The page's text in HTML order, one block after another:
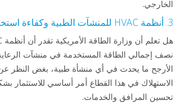
الخارجي.
3. أنظمة HVAC للمنشآت الطبية وكفاءة استخدام الطاقة
نصف إجمالي الطاقة المستخدمة في منشآت
الأرجح ما يحدث في أي منشأة طبية، بغض النظر
الاستهلاك في هذا القطاع أمر أساسي للاستثمار
تحسين المرافق والخدمات.